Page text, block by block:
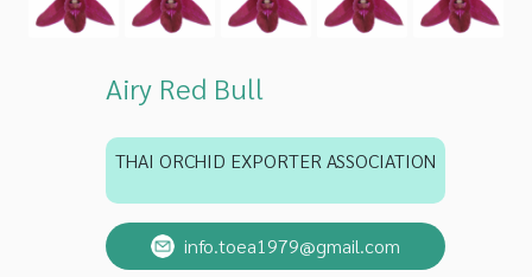
Airy Red Bull
THAI ORCHID EXPORTER ASSOCIATION
info.toea1979@gmail.com